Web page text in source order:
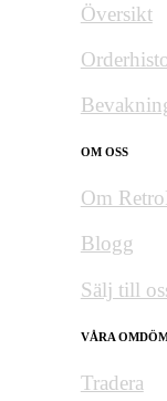
Översikt
OM OSS
Om
Blogg
Sälj till
VÅRA
Tradera